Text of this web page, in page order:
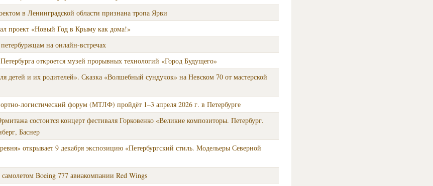
в Ленинградской области признана тропа Ярви
проект «Новый Год в Крыму как дома!»
на онлайн-встречах
откроется музей прорывных технологий «Город Будущего»
детей и их родителей». Сказка «Волшебный сундучок» на Невском 70 от мастерской
логистический форум (МТЛФ) пройдёт 1–3 апреля 2026 г. в Петербурге
состоится концерт фестиваля Горковенко «Великие композиторы. Петербург.
Баснер
открывает 9 декабря экспозицию «Петербургский стиль. Модельеры Северной
Boeing 777 авиакомпании Red Wings